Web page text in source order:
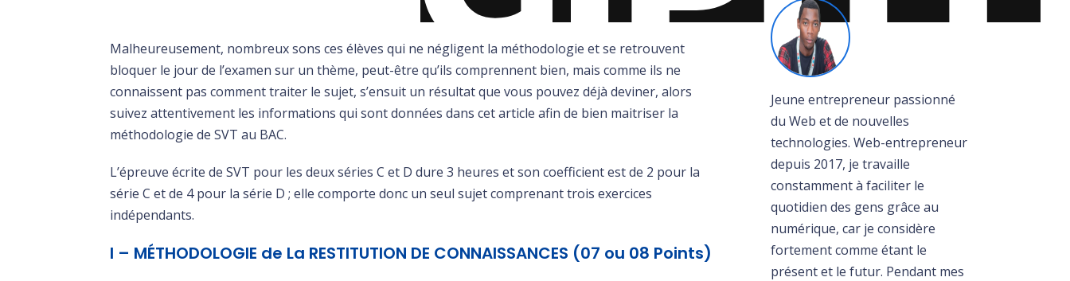
Malheureusement, nombreux sons ces élèves qui ne négligent la méthodologie et se retrouvent
bloquer le jour de l’examen sur un thème, peut-être qu’ils comprennent bien, mais comme ils ne
connaissent pas comment traiter le sujet, s’ensuit un résultat que vous pouvez déjà deviner, alors
suivez attentivement les informations qui sont données dans cet article afin de bien maitriser la
méthodologie de SVT au BAC.
L’épreuve écrite de SVT pour les deux séries C et D dure 3 heures et son coefficient est de 2 pour la
série C et de 4 pour la série D ; elle comporte donc un seul sujet comprenant trois exercices
indépendants.
I – MÉTHODOLOGIE de La RESTITUTION DE CONNAISSANCES (07 ou 08 Points)
Jeune entrepreneur passionné
du Web et de nouvelles
technologies. Web-entrepreneur
depuis 2017, je travaille
constamment à faciliter le
quotidien des gens grâce au
numérique, car je considère
fortement comme étant le
présent et le futur. Pendant mes